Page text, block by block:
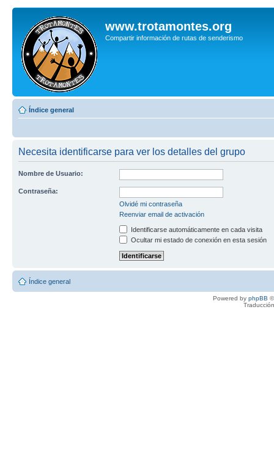
www.trotamontes.org
Compartir información de rutas de senderismo
Índice general
Necesita identificarse para ver los detalles del grupo
Nombre de Usuario:
Contraseña:
Olvidé mi contraseña
Reenviar email de activación
Identificarse automáticamente en cada visita
Ocultar mi estado de conexión en esta sesión
Índice general
Powered by phpBB